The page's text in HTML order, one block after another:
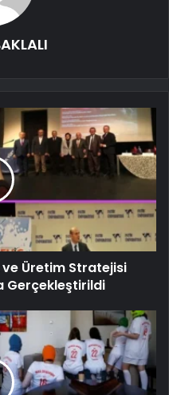
ve Üretim Stratejisi
Gerçekleştirildi